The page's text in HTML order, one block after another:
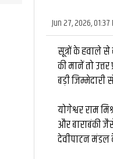
Jun 27, 2026, 01:37
सूत्रों के हवाले से
की मानें तो
बड़ी जिम्मेदारी
योगेश्वर राम
और बाराबंकी
देवीपाटन मंडल